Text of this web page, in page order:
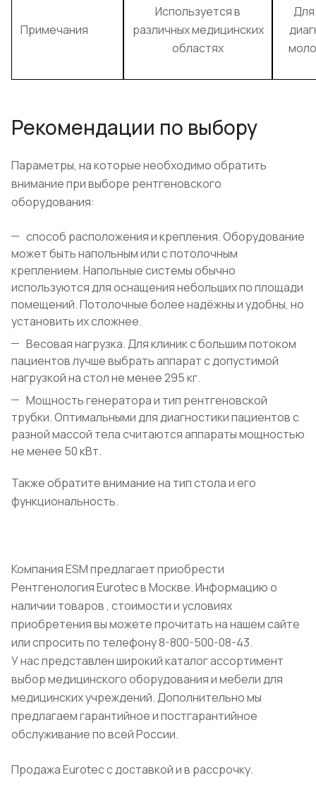
Примечания
Используется в
различных медицинских
областях
Для
Рекомендации по выбору
Параметры, на которые необходимо обратить
внимание при выборе рентгеновского
оборудования:
способ расположения и крепления. Оборудование
может быть напольным или с потолочным
креплением. Напольные системы обычно
используются для оснащения небольших по площади
помещений. Потолочные более надёжны и удобны, но
установить их сложнее.
Весовая нагрузка. Для клиник с большим потоком
пациентов лучше выбрать аппарат с допустимой
нагрузкой на стол не менее 295 кг.
Мощность генератора и тип рентгеновской
трубки. Оптимальными для диагностики пациентов с
разной массой тела считаются аппараты мощностью
не менее 50 кВт.
Также обратите внимание на тип стола и его
функциональность.
Компания ESM предлагает приобрести
Рентгенология Eurotec в Москве. Информацию о
наличии товаров , стоимости и условиях
приобретения вы можете прочитать на нашем сайте
или спросить по телефону 8-800-500-08-43.
У нас представлен широкий каталог ассортимент
выбор медицинского оборудования и мебели для
медицинских учреждений. Дополнительно мы
предлагаем гарантийное и постгарантийное
обслуживание по всей России.
Продажа Eurotec с доставкой и в рассрочку.